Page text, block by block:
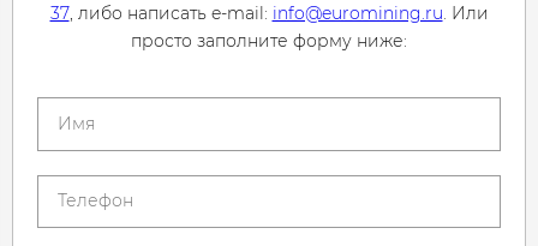
37, либо написать e-mail: info@euromining.ru. Или
просто заполните форму ниже: